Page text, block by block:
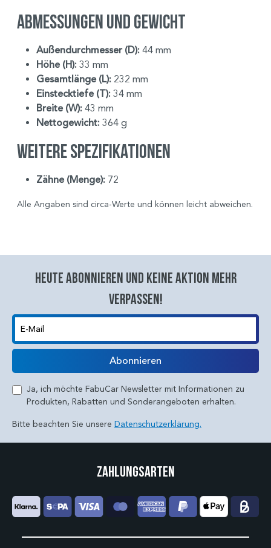
Abmessungen und Gewicht
Außendurchmesser (D): 44 mm
Höhe (H): 33 mm
Gesamtlänge (L): 232 mm
Einstecktiefe (T): 34 mm
Breite (W): 43 mm
Nettogewicht: 364 g
Weitere Spezifikationen
Zähne (Menge): 72
Alle Angaben sind circa-Werte und können leicht abweichen.
Heute abonnieren und keine aktion mehr
verpassen!
E-Mail
Abonnieren
Ja, ich möchte FabuCar Newsletter mit Informationen zu
Produkten, Rabatten und Sonderangeboten erhalten.
Bitte beachten Sie unsere Datenschutzerklärung.
Zahlungsarten